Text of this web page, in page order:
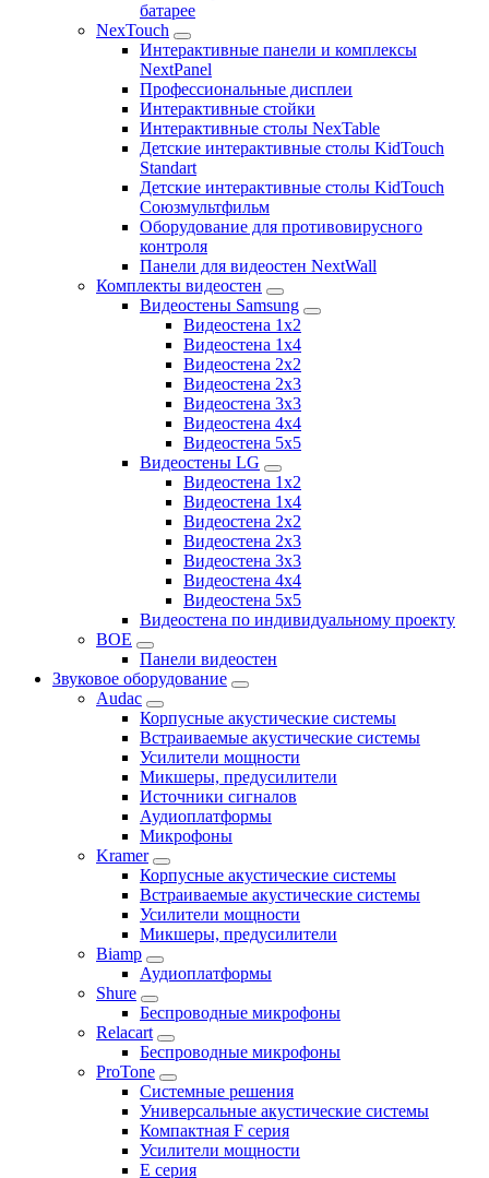
батарее
NexTouch
Интерактивные панели и комплексы
NextPanel
Профессиональные дисплеи
Интерактивные стойки
Интерактивные столы NexTable
Детские интерактивные столы KidTouch
Standart
Детские интерактивные столы KidTouch
Союзмультфильм
Оборудование для противовирусного
контроля
Панели для видеостен NextWall
Комплекты видеостен
Видеостены Samsung
Видеостена 1x2
Видеостена 1x4
Видеостена 2x2
Видеостена 2х3
Видеостена 3x3
Видеостена 4x4
Видеостена 5x5
Видеостены LG
Видеостена 1x2
Видеостена 1x4
Видеостена 2x2
Видеостена 2x3
Видеостена 3x3
Видеостена 4x4
Видеостена 5x5
Видеостена по индивидуальному проекту
BOE
Панели видеостен
Звуковое оборудование
Audac
Корпусные акустические системы
Встраиваемые акустические системы
Усилители мощности
Микшеры, предусилители
Источники сигналов
Аудиоплатформы
Микрофоны
Kramer
Корпусные акустические системы
Встраиваемые акустические системы
Усилители мощности
Микшеры, предусилители
Biamp
Аудиоплатформы
Shure
Беспроводные микрофоны
Relacart
Беспроводные микрофоны
ProTone
Системные решения
Универсальные акустические системы
Компактная F серия
Усилители мощности
E серия